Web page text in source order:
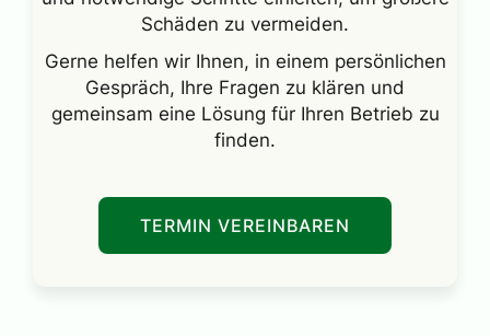
Schäden zu vermeiden.
Gerne helfen wir Ihnen, in einem persönlichen
Gespräch, Ihre Fragen zu klären und
gemeinsam eine Lösung für Ihren Betrieb zu
finden.
TERMIN VEREINBAREN